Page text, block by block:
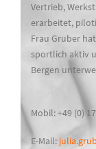
Vertrieb,
erarbeitet,
Frau Gruber
sportlich aktiv
Bergen
Mobil: +49 (0)
E-Mail: